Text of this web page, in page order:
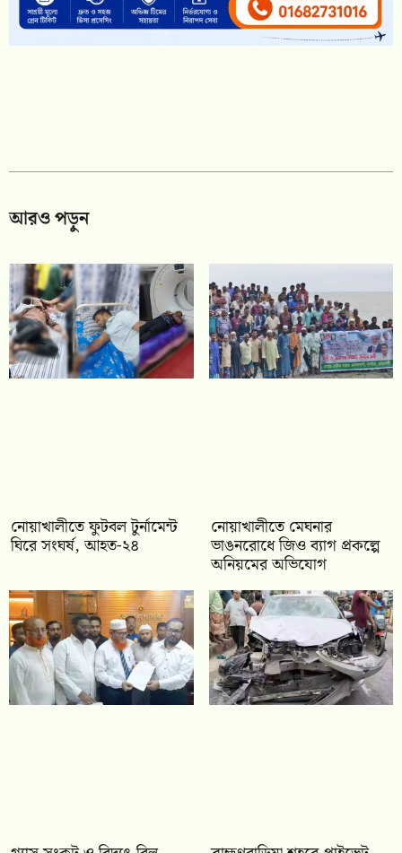
আরও পড়ুন
নোয়াখালীতে ফুটবল টুর্নামেন্ট
ঘিরে সংঘর্ষ, আহত-২৪
নোয়াখালীতে মেঘনার
ভাঙনরোধে জিও ব্যাগ প্রকল্পে
অনিয়মের অভিযোগ